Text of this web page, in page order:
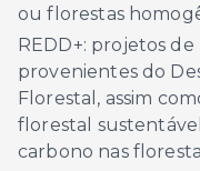
ou florestas
REDD+: projetos
provenientes do
Florestal, assim
florestal
carbono nas